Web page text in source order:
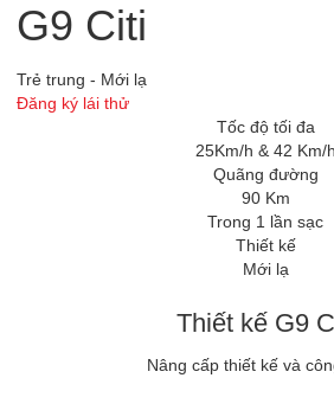
G9 Citi
Trẻ trung - Mới lạ
Đăng ký lái thử
Tốc độ tối đa
25Km/h & 42 Km/h
Quãng đường
90 Km
Trong 1 lần sạc
Thiết kế
Mới lạ
Thiết kế G9
Nâng cấp thiết kế và